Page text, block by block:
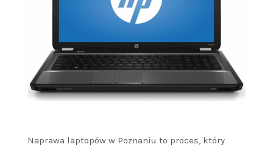
Naprawa laptopów w Poznaniu to proces, który